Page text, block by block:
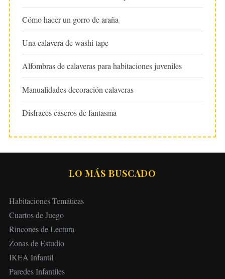
Cómo hacer un gorro de araña
Una calavera de washi tape
Alfombras de calaveras para habitaciones juveniles
Manualidades decoración calaveras
Disfraces caseros de fantasma
LO MÁS BUSCADO
Habitaciones Temáticas
Cuartos de Juego
Rincones de Lectura
Zonas de Estudio
IKEA Infantil
Paredes Infantiles